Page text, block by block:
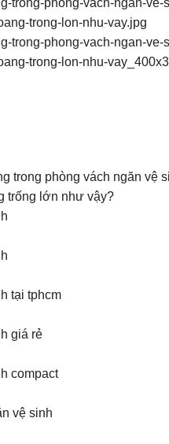
trong-lon-nhu-vay.jpg
trong-phong-vach-ngan-ve-
trong-lon-nhu-
trong phòng vách ngăn vệ
trống lớn như vậy?
tại tphcm
giá rẻ
compact
vệ sinh